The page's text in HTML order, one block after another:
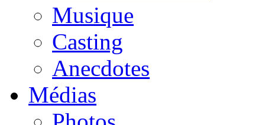
Musique
Casting
Anecdotes
Médias